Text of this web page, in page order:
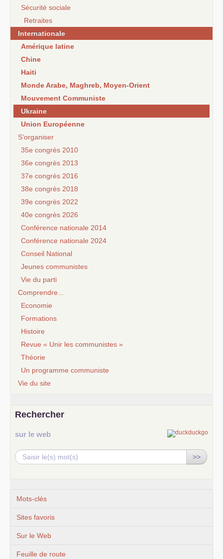
Sécurité sociale
Retraites
Internationale
Amérique latine
Chine
Haiti
Monde Arabe, Maghreb, Moyen-Orient
Mouvement Communiste
Ukraine
Union Européenne
S’organiser
35e congrès 2010
36e congrès 2013
37e congrès 2016
38e congrès 2018
39e congrès 2022
40e congrès 2026
Conférence nationale 2014
Conférence nationale 2024
Conseil National
Jeunes communistes
Vie du parti
Comprendre...
Economie
Formations
Histoire
Revue « Unir les communistes »
Théorie
Un programme communiste
Vie du site
Rechercher
sur le web
>>
Mots-clés
Sites favoris
Sur le Web
Feuille de route